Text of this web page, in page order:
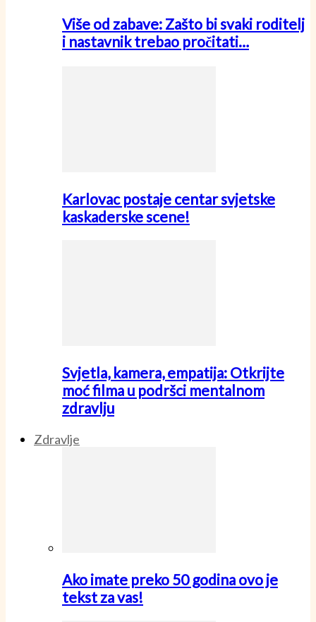
Više od zabave: Zašto bi svaki roditelj
i nastavnik trebao pročitati…
Karlovac postaje centar svjetske
kaskaderske scene!
Svjetla, kamera, empatija: Otkrijte
moć filma u podršci mentalnom
zdravlju
Zdravlje
Ako imate preko 50 godina ovo je
tekst za vas!